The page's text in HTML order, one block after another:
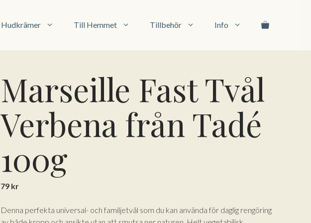
Hudkrämer Till Hemmet Tillbehör Info
Marseille Fast Tvål
Verbena från Tadé
100g
79 kr
Denna perfekta universal- och familjetvål som du kan använda för daglig rengöring
från